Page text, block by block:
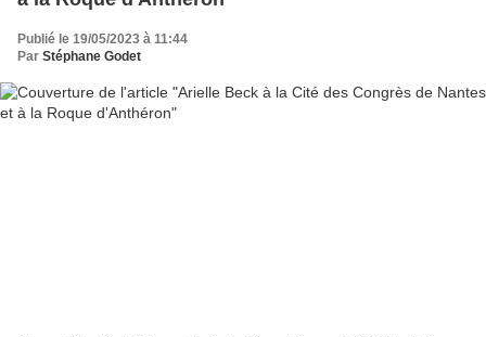
Publié le 19/05/2023 à 11:44
Par Stéphane Godet